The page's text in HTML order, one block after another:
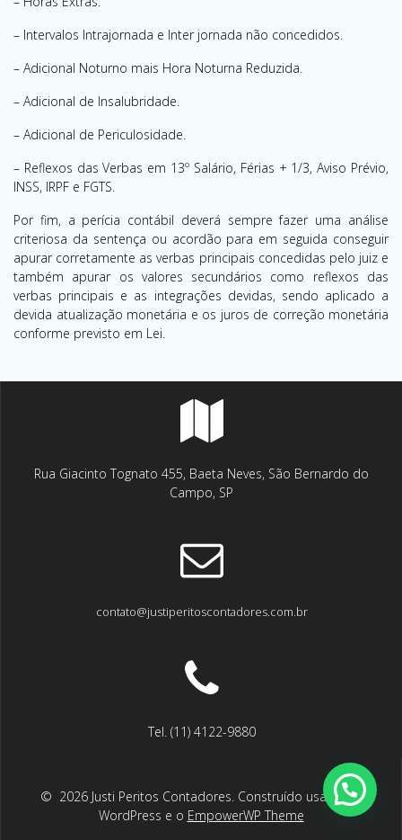
– Intervalos Intrajornada e Inter jornada não concedidos.
– Adicional Noturno mais Hora Noturna Reduzida.
– Adicional de Insalubridade.
– Adicional de Periculosidade.
– Reflexos das Verbas em 13º Salário, Férias + 1/3, Aviso Prévio,
INSS, IRPF e FGTS.
Por fim, a perícia contábil deverá sempre fazer uma análise
criteriosa da sentença ou acordão para em seguida conseguir
apurar corretamente as verbas principais concedidas pelo juiz e
também apurar os valores secundários como reflexos das
verbas principais e as integrações devidas, sendo aplicado a
devida atualização monetária e os juros de correção monetária
conforme previsto em Lei.
Rua Giacinto Tognato 455, Baeta Neves, São Bernardo do
Campo, SP
contato@justiperitoscontadores.com.br
Tel. (11) 4122-9880
© 2026 Justi Peritos Contadores. Construído usando o
WordPress e o EmpowerWP Theme